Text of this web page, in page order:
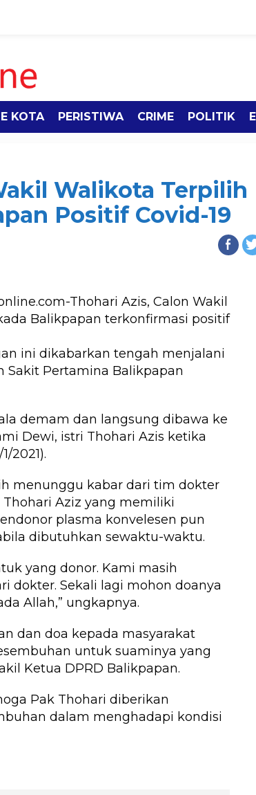
KOTA PERISTIWA CRIME POLITIK
Walikota Terpilih
Positif Covid-19
Thohari Azis, Calon Wakil
Balikpapan terkonfirmasi positif
ini dikabarkan tengah menjalani
Sakit Pertamina Balikpapan
demam dan langsung dibawa ke
Dewi, istri Thohari Azis ketika
2021).
menunggu kabar dari tim dokter
Thohari Aziz yang memiliki
plasma konvelesen pun
dibutuhkan sewaktu-waktu.
yang donor. Kami masih
dokter. Sekali lagi mohon doanya
Allah,” ungkapnya.
dan doa kepada masyarakat
untuk suaminya yang
Ketua DPRD Balikpapan.
Pak Thohari diberikan
dalam menghadapi kondisi